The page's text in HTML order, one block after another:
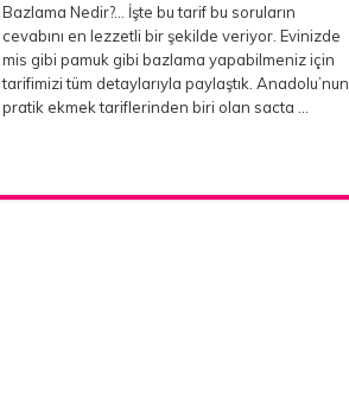
Bazlama Nedir?… İşte bu tarif bu soruların
cevabını en lezzetli bir şekilde veriyor. Evinizde
mis gibi pamuk gibi bazlama yapabilmeniz için
tarifimizi tüm detaylarıyla paylaştık. Anadolu’nun
pratik ekmek tariflerinden biri olan sacta …